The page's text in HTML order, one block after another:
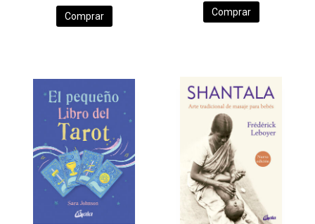
Comprar Comprar